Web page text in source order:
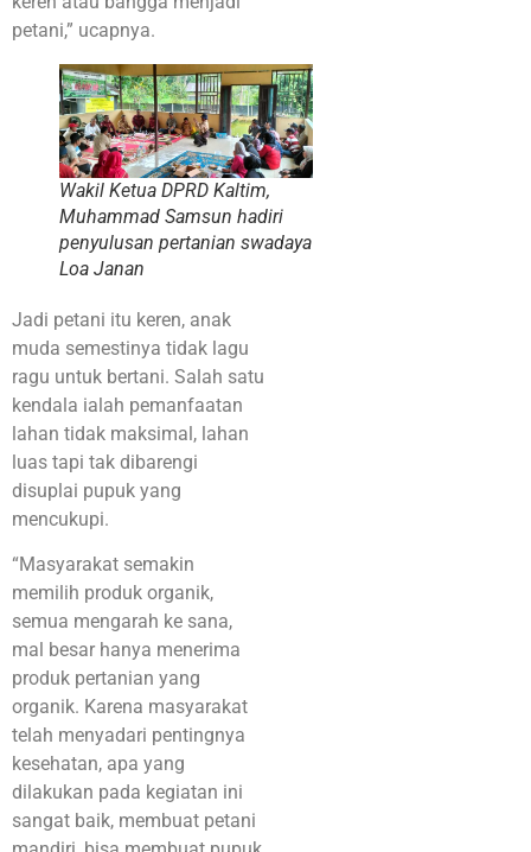
petani,” ucapnya.
Wakil Ketua DPRD Kaltim,
Muhammad Samsun hadiri
penyulusan pertanian swadaya
Loa Janan
Jadi petani itu keren, anak
muda semestinya tidak lagu
ragu untuk bertani. Salah satu
kendala ialah pemanfaatan
lahan tidak maksimal, lahan
luas tapi tak dibarengi
disuplai pupuk yang
mencukupi.
“Masyarakat semakin
memilih produk organik,
semua mengarah ke sana,
mal besar hanya menerima
produk pertanian yang
organik. Karena masyarakat
telah menyadari pentingnya
kesehatan, apa yang
dilakukan pada kegiatan ini
sangat baik, membuat petani